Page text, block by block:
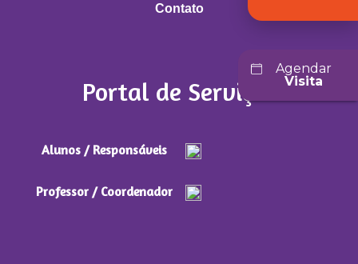
Agendar
Visita
Contato
Portal de Serviços
Alunos / Responsáveis
Professor / Coordenador